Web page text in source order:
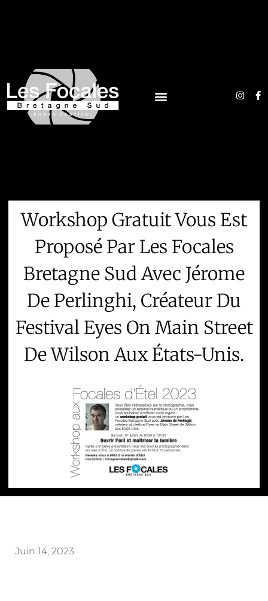
Workshop Gratuit Vous Est
Proposé Par Les Focales
Bretagne Sud Avec Jérome
De Perlinghi, Créateur Du
Festival Eyes On Main Street
De Wilson Aux États-Unis.
Juin 14, 2023